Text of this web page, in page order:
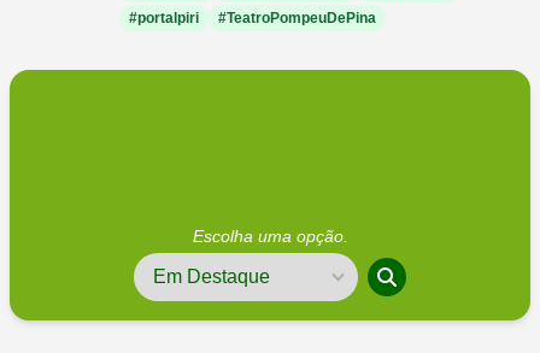
#portalpiri
#TeatroPompeuDePina
Escolha uma opção.